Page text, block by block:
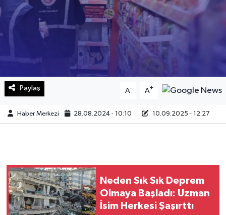
Paylaş A- A+
Haber Merkezi 28.08.2024 - 10:10 10.09.2025 - 12:27
Neden Sık Sık Deprem
Olmaya Başladı: Uzman
İsim Herkesi Şaşırttı